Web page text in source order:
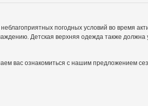
погодных условий во время
Детская верхняя одежда также должна
вас ознакомиться с нашим предложением